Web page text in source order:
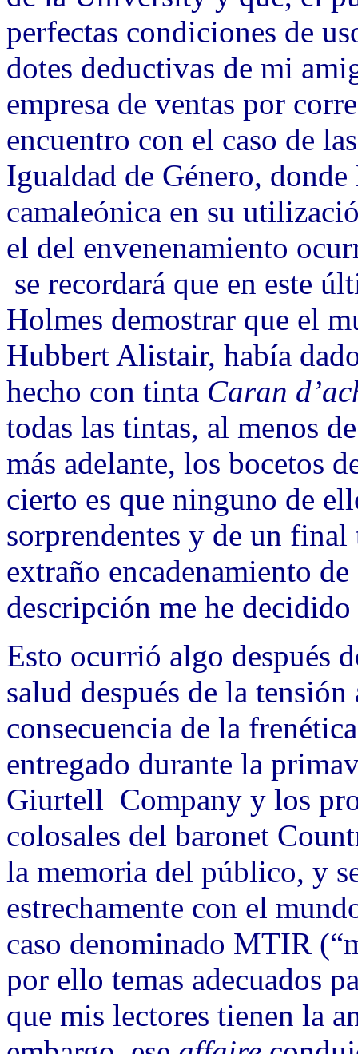
perfectas condiciones de
dotes deductivas de mi
empresa de ventas por
encuentro con el caso de
Igualdad de Género,
camaleónica en su
el del envenenamiento
se recordará que en este
Holmes demostrar que el
Hubbert Alistair, había
hecho con tinta Caran
todas las tintas, al menos
más adelante, los bocetos
cierto es que ninguno de
sorprendentes y de un
extraño encadenamiento
descripción me he
Esto ocurrió algo después
salud después de la
consecuencia de la
entregado durante la
Giurtell Company y los
colosales del baronet
la memoria del público, y
estrechamente con el
caso denominado MTIR
por ello temas adecuados
que mis lectores tienen la